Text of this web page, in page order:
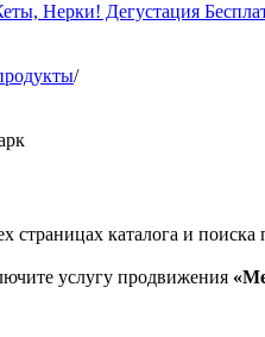
Нерки! Дегустация
/
страницах каталога и
услугу продвижения